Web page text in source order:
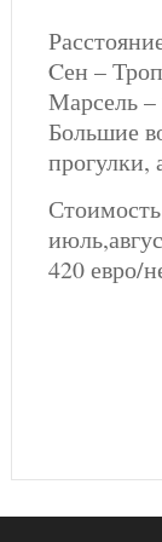
Cен –
Марсель
Большие
прогулки,
420 евро/